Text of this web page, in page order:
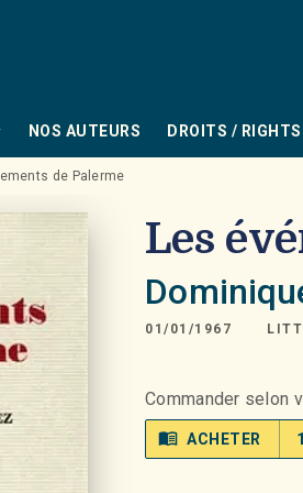
NOS AUTEURS DROITS / RIGHTS
de Palerme
Les
01/01/1967
Commander selon
menu_book ACHETER